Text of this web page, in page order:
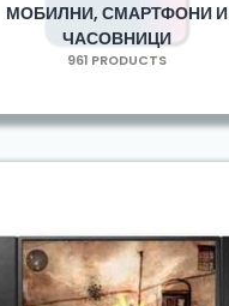
МОБИЛНИ, СМАРТФОНИ И
ЧАСОВНИЦИ
961 PRODUCTS